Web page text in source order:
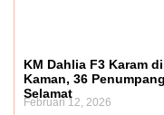
KM Dahlia F3 Karam
Kaman, 36 Penumpang
Selamat
Februari 12, 2026